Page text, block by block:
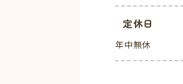
定休日
年中無休